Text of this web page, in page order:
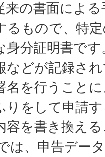
来の書面によ
るもので、特
身分証明書で
などが記録さ
名を行うこと
りをして申請
容を書き換え
は、申告デー